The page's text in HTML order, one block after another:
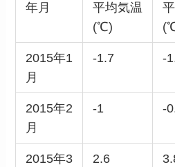
年月
平均気温
(℃)
2015年1
月
-1.7 -
2015年2
月
-1 -
2015年3
2.6